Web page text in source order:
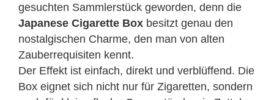
gesuchten Sammlerstück geworden, denn die
Japanese Cigarette Box besitzt genau den
nostalgischen Charme, den man von alten
Zauberrequisiten kennt.
Der Effekt ist einfach, direkt und verblüffend. Die
Box eignet sich nicht nur für Zigaretten, sondern